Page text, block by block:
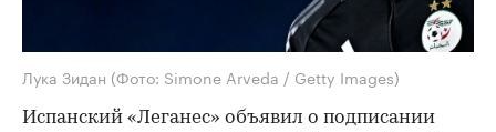
Лука Зидан (Фото: Simone Arveda / Getty Images)
Испанский «Леганес» объявил о подписании